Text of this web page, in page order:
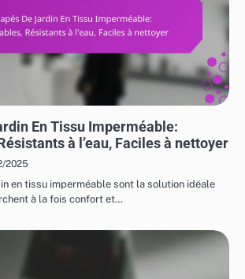
En Tissu Imperméable:
à l’eau, Faciles à nettoyer
2025
en tissu imperméable sont la solution idéale
à la fois confort et…